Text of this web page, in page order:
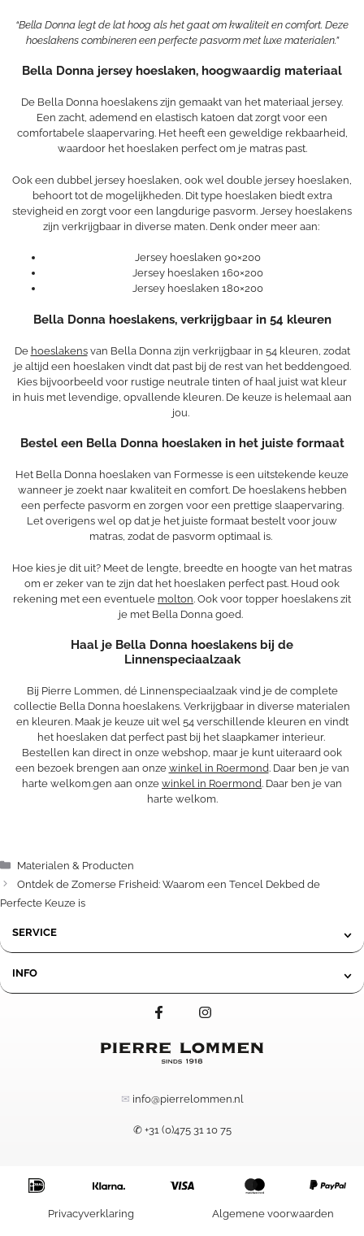
“Bella Donna legt de lat hoog als het gaat om kwaliteit en comfort. Deze
hoeslakens combineren een perfecte pasvorm met luxe materialen.”
Bella Donna jersey hoeslaken, hoogwaardig materiaal
De Bella Donna hoeslakens zijn gemaakt van het materiaal jersey.
Een zacht, ademend en elastisch katoen dat zorgt voor een
comfortabele slaapervaring. Het heeft een geweldige rekbaarheid,
waardoor het hoeslaken perfect om je matras past.
Ook een dubbel jersey hoeslaken, ook wel double jersey hoeslaken,
behoort tot de mogelijkheden. Dit type hoeslaken biedt extra
stevigheid en zorgt voor een langdurige pasvorm. Jersey hoeslakens
zijn verkrijgbaar in diverse maten. Denk onder meer aan:
Jersey hoeslaken 90×200
Jersey hoeslaken 160×200
Jersey hoeslaken 180×200
Bella Donna hoeslakens, verkrijgbaar in 54 kleuren
De hoeslakensvan Bella Donna zijn verkrijgbaar in 54 kleuren, zodat
je altijd een hoeslaken vindt dat past bij de rest van het beddengoed.
Kies bijvoorbeeld voor rustige neutrale tinten of haal juist wat kleur
in huis met levendige, opvallende kleuren. De keuze is helemaal aan
jou.
Bestel een Bella Donna hoeslaken in het juiste formaat
Het Bella Donna hoeslaken van Formesse is een uitstekende keuze
wanneer je zoekt naar kwaliteit en comfort. De hoeslakens hebben
een perfecte pasvorm en zorgen voor een prettige slaapervaring.
Let overigens wel op dat je het juiste formaat bestelt voor jouw
matras, zodat de pasvorm optimaal is.
Hoe kies je dit uit? Meet de lengte, breedte en hoogte van het matras
om er zeker van te zijn dat het hoeslaken perfect past. Houd ook
rekening met een eventuele molton. Ook voor topper hoeslakens zit
je met Bella Donna goed.
Haal je Bella Donna hoeslakens bij de
Linnenspeciaalzaak
Bij Pierre Lommen, dé Linnenspeciaalzaak vind je de complete
collectie Bella Donna hoeslakens. Verkrijgbaar in diverse materialen
en kleuren. Maak je keuze uit wel 54 verschillende kleuren en vindt
het hoeslaken dat perfect past bij het slaapkamer interieur.
Bestellen kan direct in onze webshop, maar je kunt uiteraard ook
een bezoek brengen aan onze winkel in Roermond. Daar ben je van
harte welkom.gen aan onze winkel in Roermond. Daar ben je van
harte welkom.
Categorieën
Materialen & Producten
Ontdek de Zomerse Frisheid: Waarom een Tencel Dekbed de
Perfecte Keuze is
SERVICE
INFO
✉ info@pierrelommen.nl
✆ +31 (0)475 31 10 75
Privacyverklaring Algemene voorwaarden